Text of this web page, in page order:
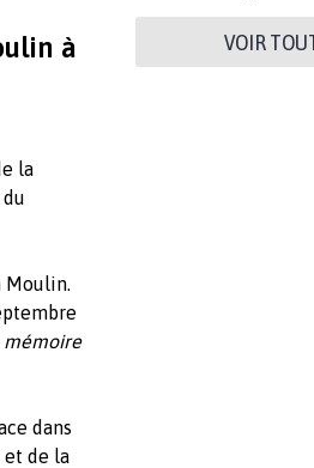
à
la
Moulin.
mémoire
dans
et de la
VOIR